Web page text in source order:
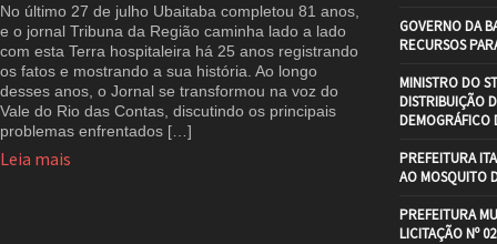
No último 27 de julho Ubaitaba completou 81 anos,
e o jornal Tribuna da Região caminha lado a lado
com esta Terra hospitaleira há 25 anos registrando
os fatos e mostrando a sua história. Ao longo
desses anos, o Jornal se transformou na voz do
Vale do Rio das Contas, discutindo os principais
problemas enfrentados […]
Leia mais
GOVERNO DA
RECURSOS
MINISTRO DO
DISTRIBUIÇÃO
DEMOGRÁFICO
PREFEITURA
AO MOSQUITO
PREFEITURA
LICITAÇÃO Nº